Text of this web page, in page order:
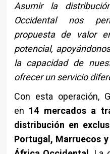
Asumir la
Occidental nos
propuesta de valor
potencial,
la capacidad de
ofrecer un servicio
Con esta operación,
en 14 mercados a
distribución en
Portugal, Marruecos